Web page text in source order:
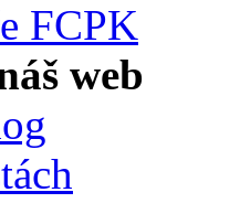
FCPK
web